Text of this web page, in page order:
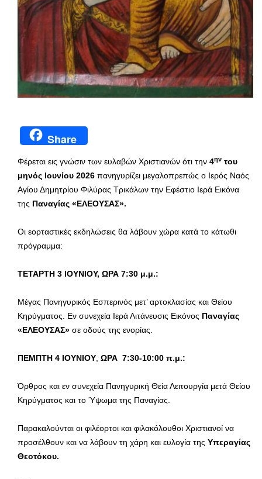
Share
Φέρεται εις γνώσιν των ευλαβών Χριστιανών ότι την 4ην του
μηνός Ιουνίου 2026 πανηγυρίζει μεγαλοπρεπώς ο Ιερός Ναός
Αγίου Δημητρίου Φιλύρας Τρικάλων την Εφέστιο Ιερά Εικόνα
της Παναγίας «ΕΛΕΟΥΣΑΣ».
Οι εορταστικές εκδηλώσεις θα λάβουν χώρα κατά το κάτωθι
πρόγραμμα:
ΤΕΤΑΡΤΗ 3 ΙΟΥΝΙΟΥ, ΩΡΑ 7:30 μ.μ.:
Μέγας Πανηγυρικός Εσπερινός μετ’ αρτοκλασίας και Θείου
Κηρύγματος. Εν συνεχεία Ιερά Λιτάνευσις Εικόνος Παναγίας
«ΕΛΕΟΥΣΑΣ» σε οδούς της ενορίας.
ΠΕΜΠΤΗ 4 ΙΟΥΝΙΟΥ, ΩΡΑ 7:30-10:00 π.μ.:
Όρθρος και εν συνεχεία Πανηγυρική Θεία Λειτουργία μετά Θείου
Κηρύγματος και το Ύψωμα της Παναγίας.
Παρακαλούνται οι φιλέορτοι και φιλακόλουθοι Χριστιανοί να
προσέλθουν και να λάβουν τη χάρη και ευλογία της Υπεραγίας
Θεοτόκου.